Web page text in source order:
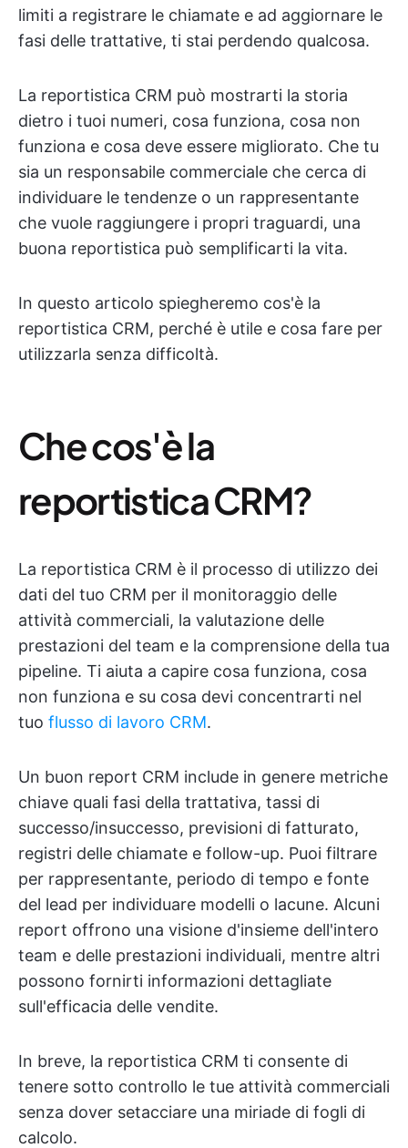
limiti a registrare le chiamate e ad aggiornare le
fasi delle trattative, ti stai perdendo qualcosa.
La reportistica CRM può mostrarti la storia
dietro i tuoi numeri, cosa funziona, cosa non
funziona e cosa deve essere migliorato. Che tu
sia un responsabile commerciale che cerca di
individuare le tendenze o un rappresentante
che vuole raggiungere i propri traguardi, una
buona reportistica può semplificarti la vita.
In questo articolo spiegheremo cos'è la
reportistica CRM, perché è utile e cosa fare per
utilizzarla senza difficoltà.
Che cos'è la
reportistica CRM?
La reportistica CRM è il processo di utilizzo dei
dati del tuo CRM per il monitoraggio delle
attività commerciali, la valutazione delle
prestazioni del team e la comprensione della tua
pipeline. Ti aiuta a capire cosa funziona, cosa
non funziona e su cosa devi concentrarti nel
tuo flusso di lavoro CRM.
Un buon report CRM include in genere metriche
chiave quali fasi della trattativa, tassi di
successo/insuccesso, previsioni di fatturato,
registri delle chiamate e follow-up. Puoi filtrare
per rappresentante, periodo di tempo e fonte
del lead per individuare modelli o lacune. Alcuni
report offrono una visione d'insieme dell'intero
team e delle prestazioni individuali, mentre altri
possono fornirti informazioni dettagliate
sull'efficacia delle vendite.
In breve, la reportistica CRM ti consente di
tenere sotto controllo le tue attività commerciali
senza dover setacciare una miriade di fogli di
calcolo.